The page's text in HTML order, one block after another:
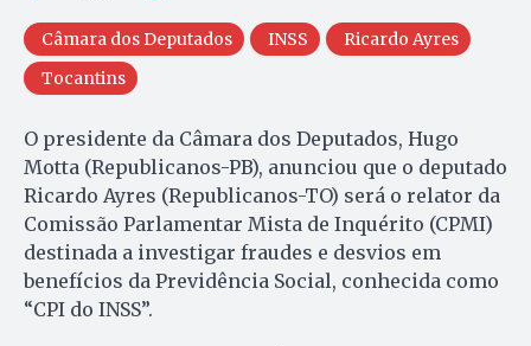
Câmara dos Deputados INSS
Ricardo Ayres
Tocantins
O presidente da Câmara dos Deputados, Hugo
Motta (Republicanos-PB), anunciou que o deputado
Ricardo Ayres (Republicanos-TO) será o relator da
Comissão Parlamentar Mista de Inquérito (CPMI)
destinada a investigar fraudes e desvios em
benefícios da Previdência Social, conhecida como
“CPI do INSS”.